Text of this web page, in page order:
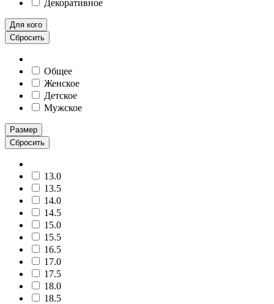
Декоративное
Для кого
Сбросить
Общее
Женское
Детское
Мужское
Размер
Сбросить
13.0
13.5
14.0
14.5
15.0
15.5
16.5
17.0
17.5
18.0
18.5